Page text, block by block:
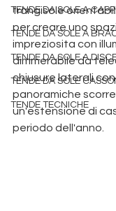
TENDE DA SOLE A
TENDE DA SOLE A
TENDE DA SOLE A
TENDE DA SOLE
TENDE TECNICHE
frangisole
per creare uno
impreziosita con
dimmerabile da
chiusure laterali
panoramiche
un'estensione di
periodo dell'anno.